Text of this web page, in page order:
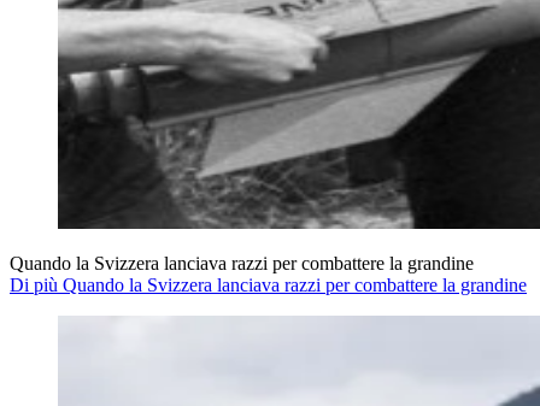
Quando la Svizzera lanciava razzi per combattere la grandine
Di più Quando la Svizzera lanciava razzi per combattere la grandine